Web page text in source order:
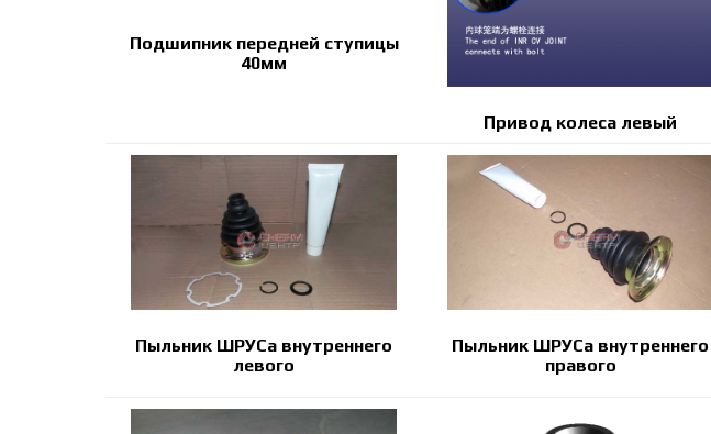
Подшипник передней ступицы
40мм
Привод колеса левый
Пыльник ШРУСа внутреннего
левого
Пыльник ШРУСа внутреннего
правого